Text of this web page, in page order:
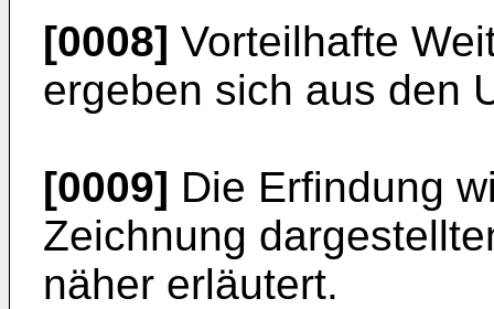
[0008] Vorteilhafte
ergeben sich aus den
[0009] Die Erfindung
Zeichnung
näher erläutert.